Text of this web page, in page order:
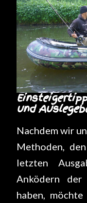
und
Nachdem wir
Methoden,
letzten
Anködern der
haben,